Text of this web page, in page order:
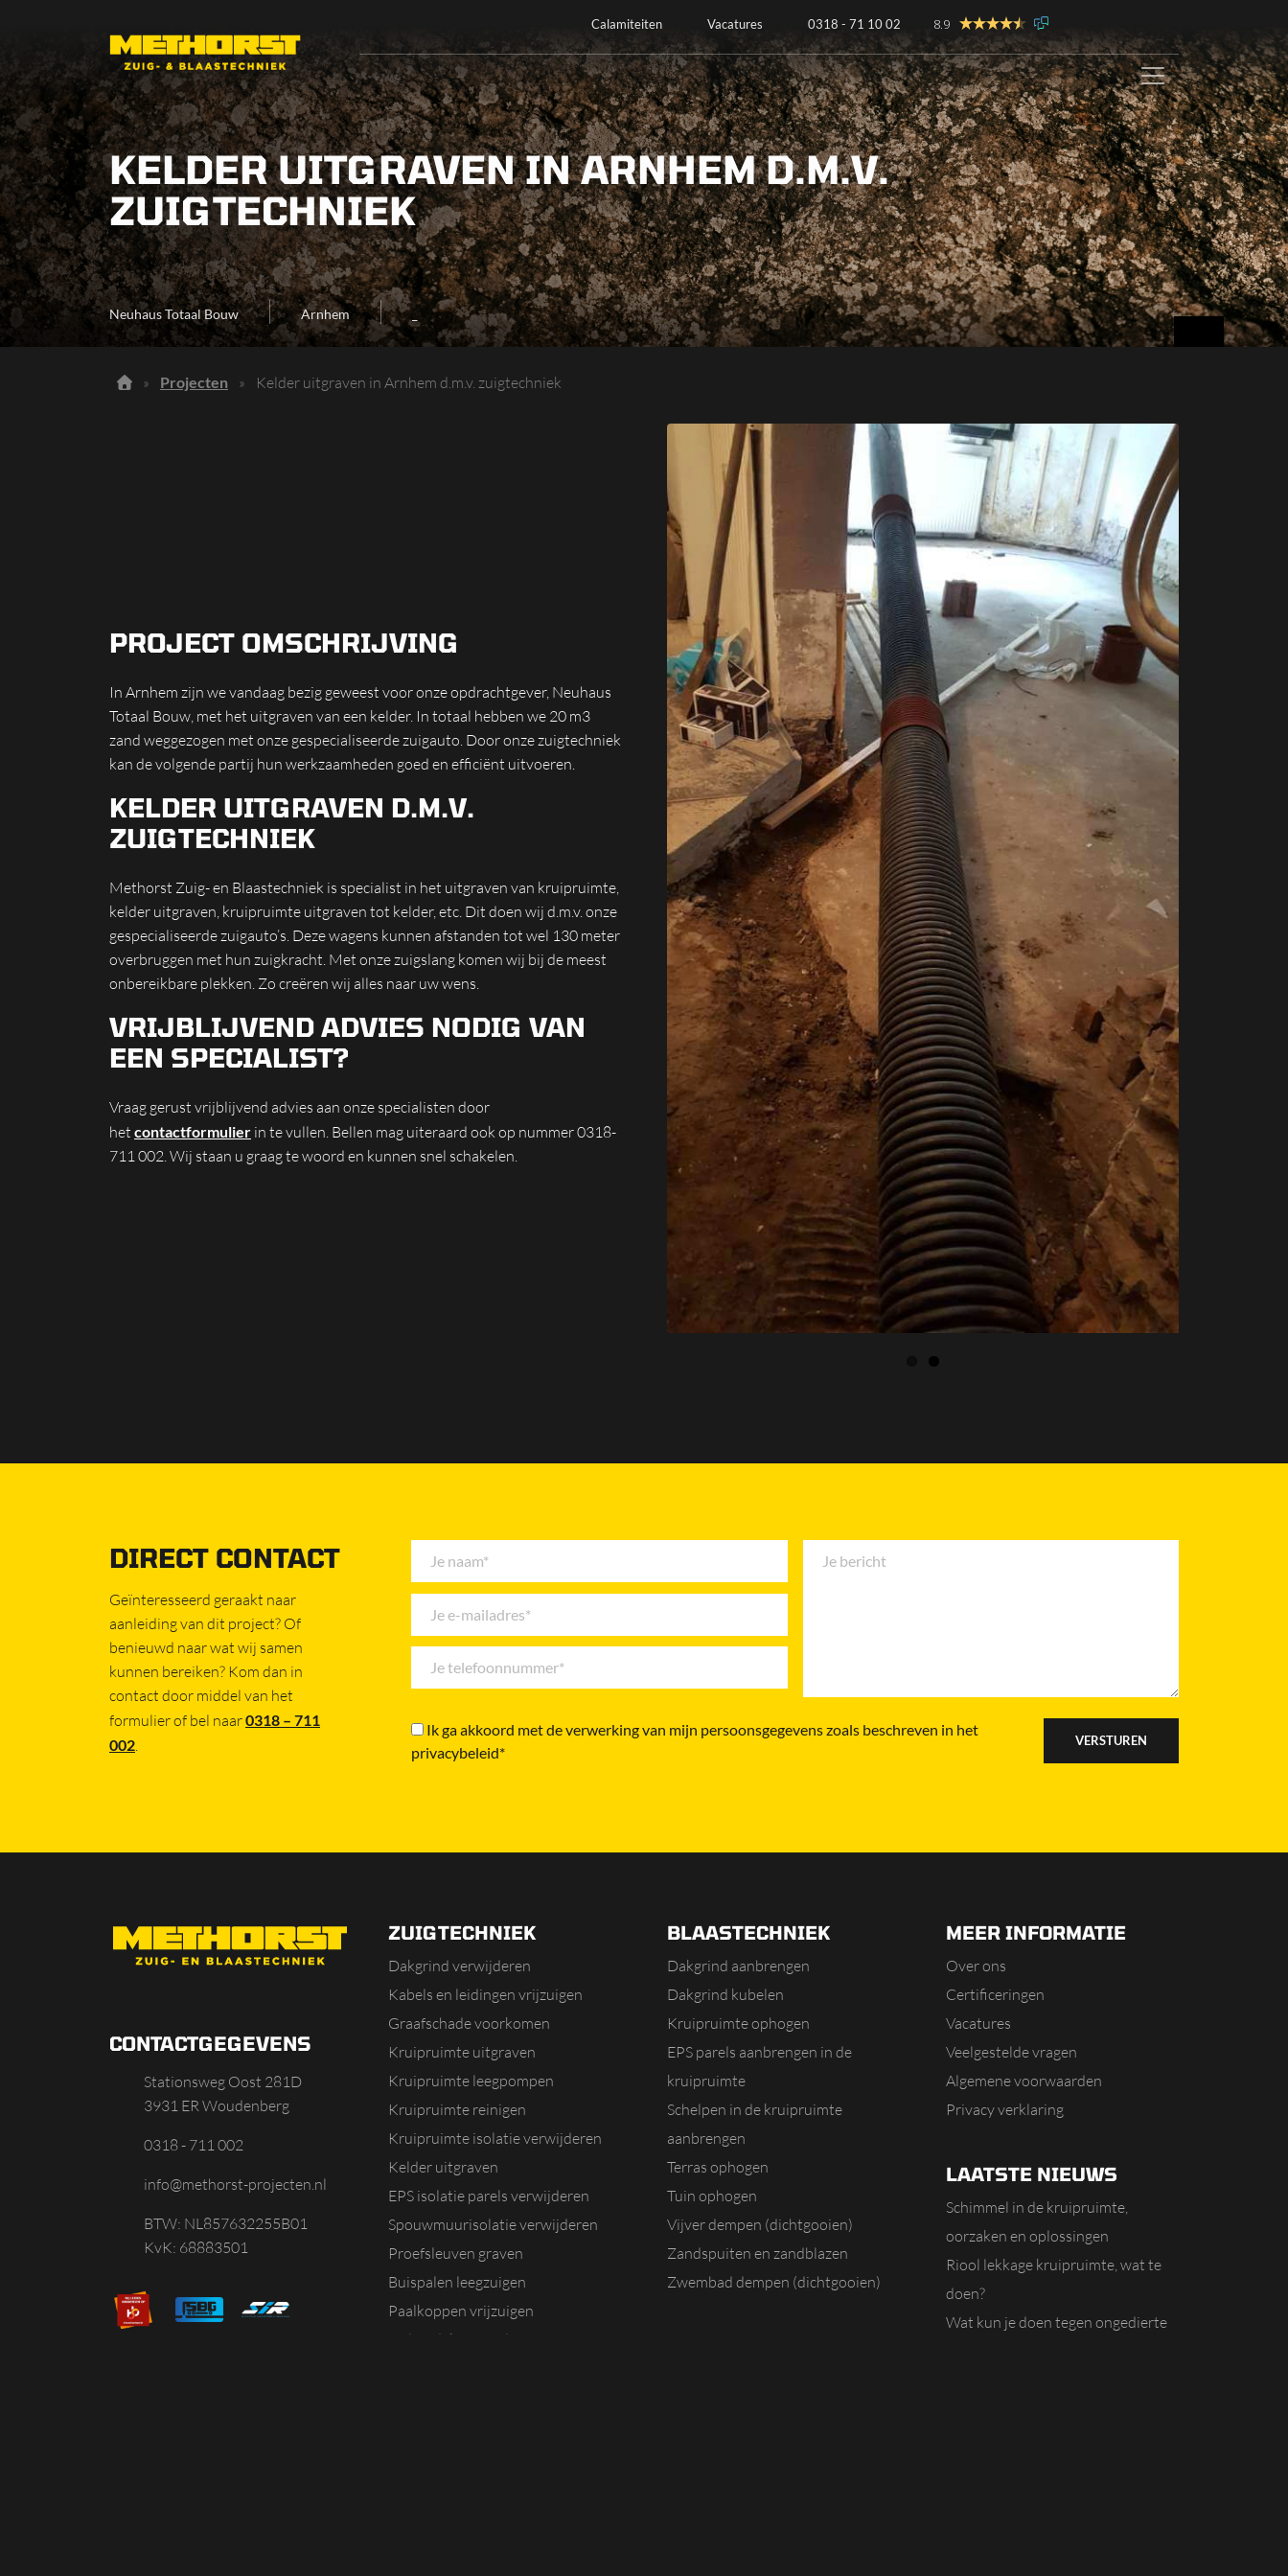
Calamiteiten Vacatures 0318 - 71 10 02 8.9
KELDER UITGRAVEN IN ARNHEM D.M.V.
ZUIGTECHNIEK
Neuhaus Totaal Bouw Arnhem
» Projecten » Kelder uitgraven in Arnhem d.m.v. zuigtechniek
PROJECT OMSCHRIJVING
In Arnhem zijn we vandaag bezig geweest voor onze opdrachtgever, Neuhaus
Totaal Bouw, met het uitgraven van een kelder. In totaal hebben we 20 m3
zand weggezogen met onze gespecialiseerde zuigauto. Door onze zuigtechniek
kan de volgende partij hun werkzaamheden goed en efficiënt uitvoeren.
KELDER UITGRAVEN D.M.V.
ZUIGTECHNIEK
Methorst Zuig- en Blaastechniek is specialist in het uitgraven van kruipruimte,
kelder uitgraven, kruipruimte uitgraven tot kelder, etc. Dit doen wij d.m.v. onze
gespecialiseerde zuigauto’s. Deze wagens kunnen afstanden tot wel 130 meter
overbruggen met hun zuigkracht. Met onze zuigslang komen wij bij de meest
onbereikbare plekken. Zo creëren wij alles naar uw wens.
VRIJBLIJVEND ADVIES NODIG VAN
EEN SPECIALIST?
Vraag gerust vrijblijvend advies aan onze specialisten door
het contactformulier in te vullen. Bellen mag uiteraard ook op nummer 0318-
711 002. Wij staan u graag te woord en kunnen snel schakelen.
DIRECT CONTACT
Geïnteresseerd geraakt naar
aanleiding van dit project? Of
benieuwd naar wat wij samen
kunnen bereiken? Kom dan in
contact door middel van het
formulier of bel naar0318 – 711
002.
Ik ga akkoord met de verwerking van mijn persoonsgegevens zoals beschreven in het
privacybeleid*
CONTACTGEGEVENS
Stationsweg Oost 281D
3931 ER Woudenberg
0318 - 711 002
info@methorst-projecten.nl
BTW: NL857632255B01
KvK: 68883501
ZUIGTECHNIEK
Dakgrind verwijderen
Kabels en leidingen vrijzuigen
Graafschade voorkomen
Kruipruimte uitgraven
Kruipruimte leegpompen
Kruipruimte reinigen
Kruipruimte isolatie verwijderen
Kelder uitgraven
EPS isolatie parels verwijderen
Spouwmuurisolatie verwijderen
Proefsleuven graven
Buispalen leegzuigen
Paalkoppen vrijzuigen
Sedumdak verwijderen
BLAASTECHNIEK
Dakgrind aanbrengen
Dakgrind kubelen
Kruipruimte ophogen
EPS parels aanbrengen in de
kruipruimte
Schelpen in de kruipruimte
aanbrengen
Terras ophogen
Tuin ophogen
Vijver dempen (dichtgooien)
Zandspuiten en zandblazen
Zwembad dempen (dichtgooien)
MEER INFORMATIE
Over ons
Certificeringen
Vacatures
Veelgestelde vragen
Algemene voorwaarden
Privacy verklaring
LAATSTE NIEUWS
Schimmel in de kruipruimte,
oorzaken en oplossingen
Riool lekkage kruipruimte, wat te
doen?
Wat kun je doen tegen ongedierte